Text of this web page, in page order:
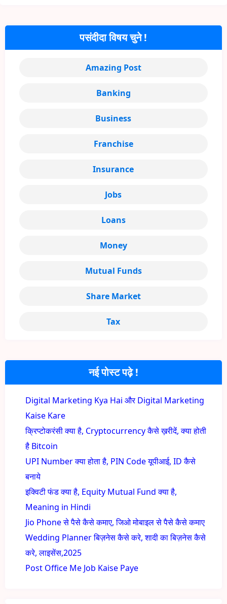
नई पोस्ट पढ़े !
Digital Marketing Kya Hai और Digital Marketing
Kaise Kare
क्रिप्टोकरंसी क्या है, Cryptocurrency कैसे ख़रीदें, क्या होती
है Bitcoin
UPI Number क्या होता है, PIN Code यूपीआई, ID कैसे
बनाये
इक्विटी फंड क्या है, Equity Mutual Fund क्या है,
Meaning in Hindi
Jio Phone से पैसे कैसे कमाए, जिओ मोबाइल से पैसे कैसे कमाए
Wedding Planner बिज़नेस कैसे करे, शादी का बिज़नेस कैसे
करे, लाइसेंस,2025
Post Office Me Job Kaise Paye
पसंदीदा विषय चुने !
Amazing Post
Banking
Business
Franchise
Insurance
Jobs
Loans
Money
Mutual Funds
Share Market
Tax